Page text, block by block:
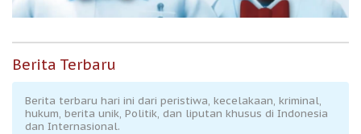
Berita Terbaru
Berita terbaru hari ini dari peristiwa, kecelakaan, kriminal,
hukum, berita unik, Politik, dan liputan khusus di Indonesia
dan Internasional.